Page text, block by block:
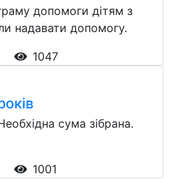
допомоги дітям з
надавати допомогу.
1047
сума зібрана.
1001